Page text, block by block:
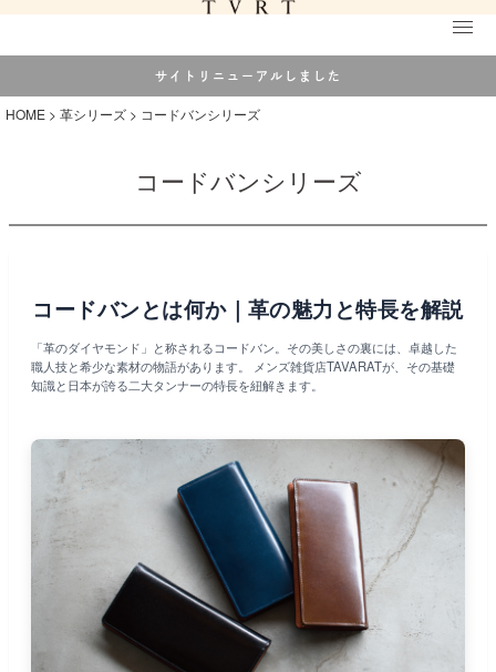
サイトリニューアルしました
HOME 革シリーズ コードバンシリーズ
コードバンシリーズ
コードバンとは何か｜革の魅力と特長を解説
「革のダイヤモンド」と称されるコードバン。その美しさの裏には、卓越した
職人技と希少な素材の物語があります。 メンズ雑貨店TAVARATが、その基礎
知識と日本が誇る二大タンナーの特長を紐解きます。